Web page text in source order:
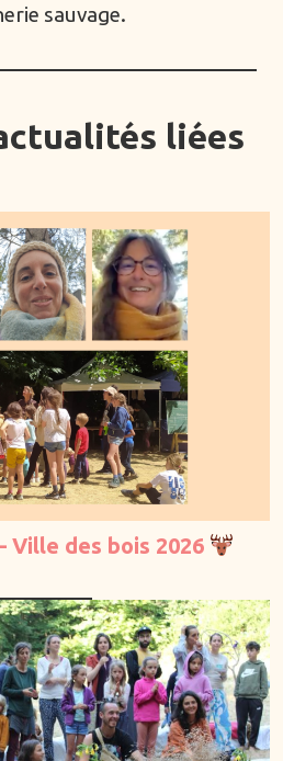
sauvage.
liées
Ville des bois 2026